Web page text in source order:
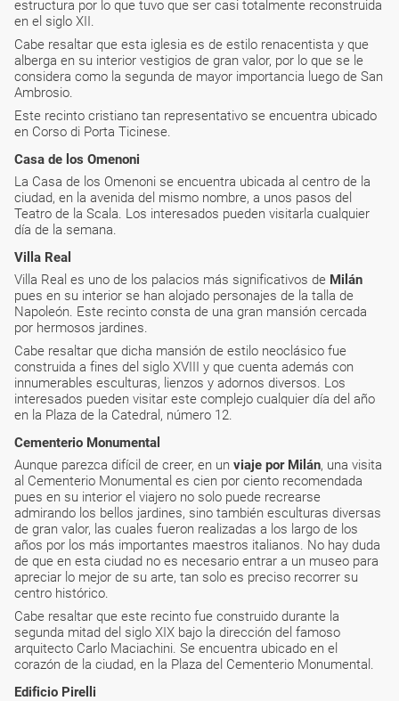
estructura por lo que tuvo que ser casi totalmente reconstruida
en el siglo XII.
Cabe resaltar que esta iglesia es de estilo renacentista y que
alberga en su interior vestigios de gran valor, por lo que se le
considera como la segunda de mayor importancia luego de San
Ambrosio.
Este recinto cristiano tan representativo se encuentra ubicado
en Corso di Porta Ticinese.
Casa de los Omenoni
La Casa de los Omenoni se encuentra ubicada al centro de la
ciudad, en la avenida del mismo nombre, a unos pasos del
Teatro de la Scala. Los interesados pueden visitarla cualquier
día de la semana.
Villa Real
Villa Real es uno de los palacios más significativos de Milán
pues en su interior se han alojado personajes de la talla de
Napoleón. Este recinto consta de una gran mansión cercada
por hermosos jardines.
Cabe resaltar que dicha mansión de estilo neoclásico fue
construida a fines del siglo XVIII y que cuenta además con
innumerables esculturas, lienzos y adornos diversos. Los
interesados pueden visitar este complejo cualquier día del año
en la Plaza de la Catedral, número 12.
Cementerio Monumental
Aunque parezca difícil de creer, en un viaje por Milán, una visita
al Cementerio Monumental es cien por ciento recomendada
pues en su interior el viajero no solo puede recrearse
admirando los bellos jardines, sino también esculturas diversas
de gran valor, las cuales fueron realizadas a los largo de los
años por los más importantes maestros italianos. No hay duda
de que en esta ciudad no es necesario entrar a un museo para
apreciar lo mejor de su arte, tan solo es preciso recorrer su
centro histórico.
Cabe resaltar que este recinto fue construido durante la
segunda mitad del siglo XIX bajo la dirección del famoso
arquitecto Carlo Maciachini. Se encuentra ubicado en el
corazón de la ciudad, en la Plaza del Cementerio Monumental.
Edificio Pirelli